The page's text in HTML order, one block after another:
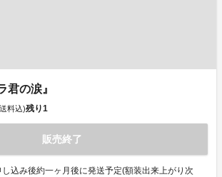
君の涙』
料込)残り1
販売終了
込み後約一ヶ月後に発送予定(額装出来上がり次